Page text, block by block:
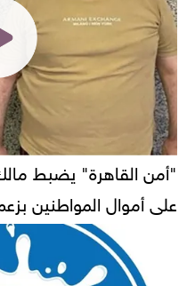
"أمن القاهرة" يضبط
على أموال المواطنين